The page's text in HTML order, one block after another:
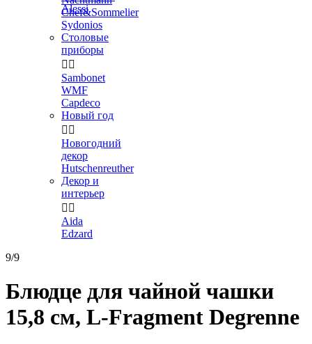
Alessi
Chef&Sommelier
Sydonios
Столовые
приборы
 
Sambonet
WMF
Capdeco
Новый год
 
Новогодний
декор
Hutschenreuther
Декор и
интерьер
 
Aida
Edzard
9/9
Блюдце для чайной чашки
15,8 см, L-Fragment Degrenne